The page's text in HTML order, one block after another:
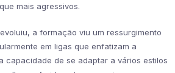
mais agressivos.
a formação viu um ressurgimento
em ligas que enfatizam a
capacidade de se adaptar a vários estilos